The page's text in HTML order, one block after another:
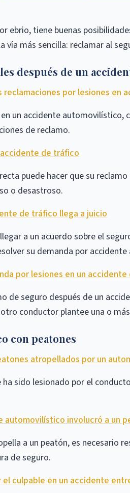
ebrio, tiene buenas
vía más sencilla: reclamar al
después de un
reclamaciones por lesiones en
un accidente automovilístico,
de reclamo.
de tráfico
puede hacer que su
o desastroso.
de tráfico llega a juicio
a un acuerdo sobre el
su demanda por
por lesiones en un
de seguro después de un
conductor plantee una o
con peatones
atropellados por un
sido lesionado por el
automovilístico involucró a un
a un peatón, es necesario
de seguro.
culpable en un accidente